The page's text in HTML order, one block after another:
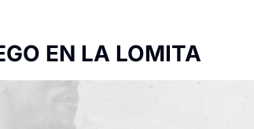
EN LA LOMITA